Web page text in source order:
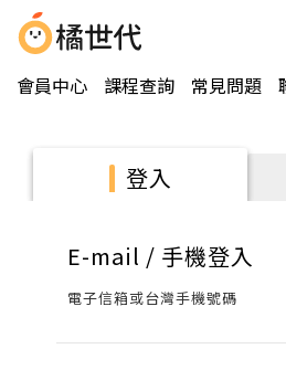
會員中心 課程查詢 常見問題
登入
E-mail / 手機登入
電子信箱或台灣手機號碼